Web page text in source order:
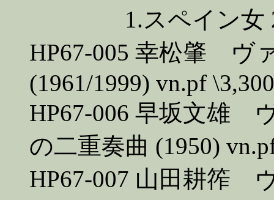
1.スペイン女
HP67-005 幸松肇 ヴ
(1961/1999) vn.pf
HP67-006 早坂文雄
の二重奏曲 (1950)
HP67-007 山田耕筰